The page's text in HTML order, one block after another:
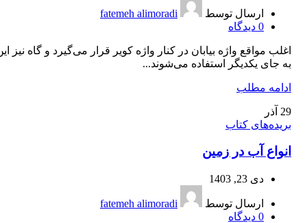
ارسال توسط
fatemeh alimoradi
0 دیدگاه
اغلب مواقع واژه بیابان در کنار واژه کویر قرار می‌گیرد و گاه نیز
به جای یکدیگر استفاده می‌شوند...
ادامه مطلب
29 آذر
بریده‌های کتاب
انواع آب در زمین
دی 23, 1403
ارسال توسط
fatemeh alimoradi
0 دیدگاه